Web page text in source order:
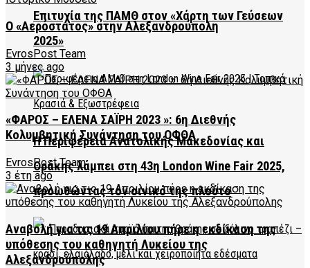
Επιτυχία της ΠΑΜΘ στον «Χάρτη των Γεύσεων
2025»
Η Περιφέρεια Ανατολικής Μακεδονίας και
Θράκης λάμπει στη 43η London Wine Fair 2025,
προωθώντας τον οινικό της πλούτο
Ο «Αερόστατος» στην Αλεξανδρούπολη
EvrosPost Team
3 μήνες ago
«ΦΑΡΟΣ – ΕΛΕΝΑ ΣΑΪΡΗ 2023 »: 6η Διεθνής
Κολυμβητική Συνάντηση του ΟΦΘΑ
EvrosPost Team
3 έτη ago
Αναβολή για τις 19 Απριλίου πήρε η εκδίκαση της
υπόθεσης του καθηγητή Λυκείου της
Αλεξανδρούπολης